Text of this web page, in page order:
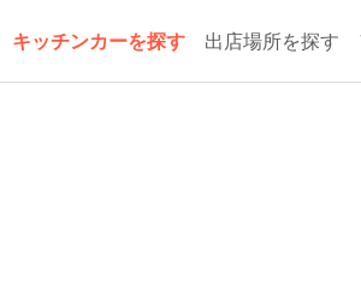
キッチンカーを探す 出店場所を探す